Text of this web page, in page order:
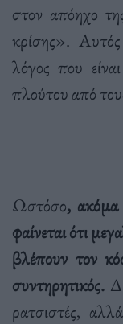
στον απόηχο
κρίσης».
λόγος που
πλούτου από
Ωστόσο, ακόμα
φαίνεται ότι
βλέπουν τον
συντηρητικός.
ρατσιστές,